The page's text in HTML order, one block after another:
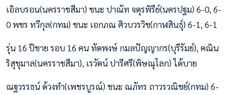
เอิลบรอน(นครราชสีมา) ชนะ ปาณัท จตุรพิรีย์(นครปฐม) 6-0, 6-
0 พชร ทวีกุล(กทม) ชนะ เอกภณ ศิวบวรวิช(กาฬสินธุ์) 6-1, 6-1
รุ่น 16 ปีชาย รอบ 16 คน ทัดพงษ์ กมลปัญญากร(บุรีรัมย์), คณิน
ริสุขุมาล(นครราชสีมา), เรวัตน์ ปารีศรี(พิษณุโลก) ได้บาย
ณฐวรรธน์ ด้วงทำ(เพชรบูรณ์) ชนะ ณภัทร ถาวรวณิชย์(กทม) 6-